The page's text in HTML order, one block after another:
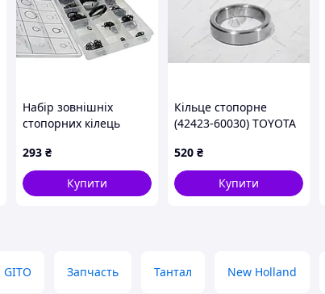
Набір зовнішніх
стопорних кілець
GEKO G02802
293 ₴
Купити
Кільце стопорне
(42423-60030) TOYOTA
520 ₴
Купити
GITO Запчасть Тантал New Holland